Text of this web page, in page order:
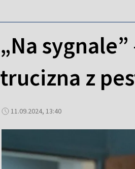
„Na
trucizna z
11.09.2024, 13:40